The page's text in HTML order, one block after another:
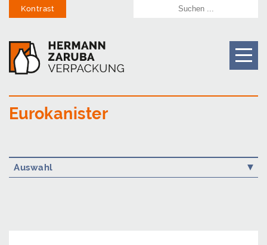
Kontrast
Eurokanister
Auswahl